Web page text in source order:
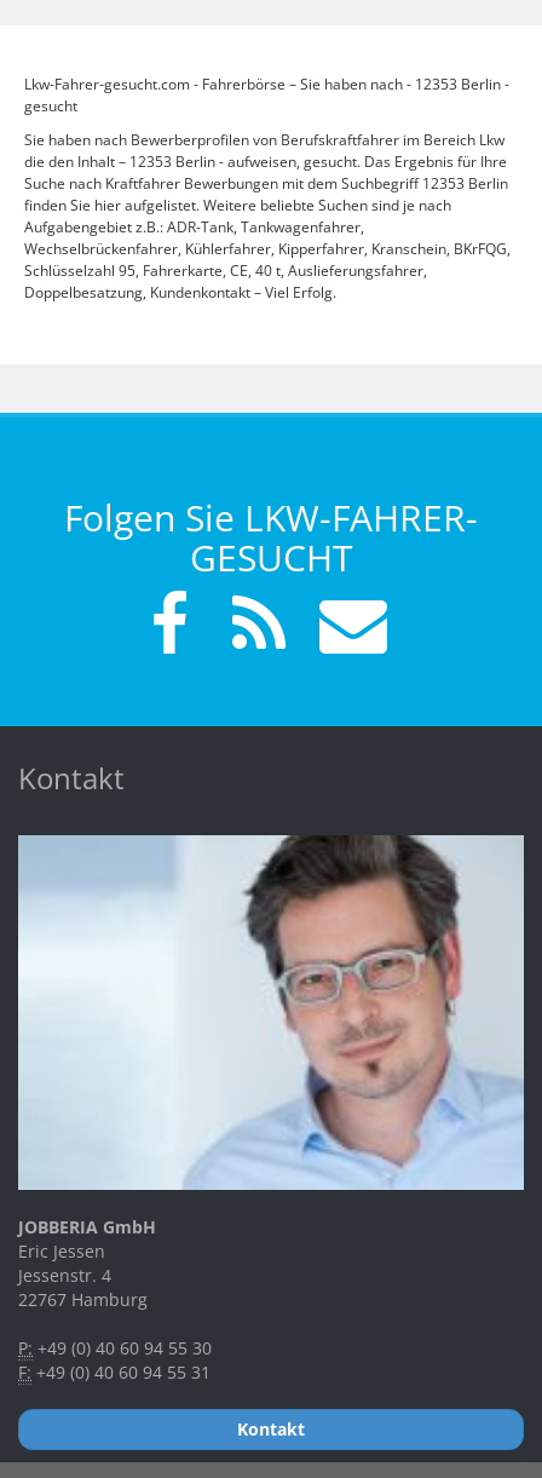
Lkw-Fahrer-gesucht.com - Fahrerbörse – Sie haben nach - 12353 Berlin -
gesucht
Sie haben nach Bewerberprofilen von Berufskraftfahrer im Bereich Lkw
die den Inhalt – 12353 Berlin - aufweisen, gesucht. Das Ergebnis für Ihre
Suche nach Kraftfahrer Bewerbungen mit dem Suchbegriff 12353 Berlin
finden Sie hier aufgelistet. Weitere beliebte Suchen sind je nach
Aufgabengebiet z.B.: ADR-Tank, Tankwagenfahrer,
Wechselbrückenfahrer, Kühlerfahrer, Kipperfahrer, Kranschein, BKrFQG,
Schlüsselzahl 95, Fahrerkarte, CE, 40 t, Auslieferungsfahrer,
Doppelbesatzung, Kundenkontakt – Viel Erfolg.
Folgen Sie LKW-FAHRER-
GESUCHT
Kontakt
JOBBERIA GmbH
Eric Jessen
Jessenstr. 4
22767 Hamburg
P: +49 (0) 40 60 94 55 30
F: +49 (0) 40 60 94 55 31
Kontakt